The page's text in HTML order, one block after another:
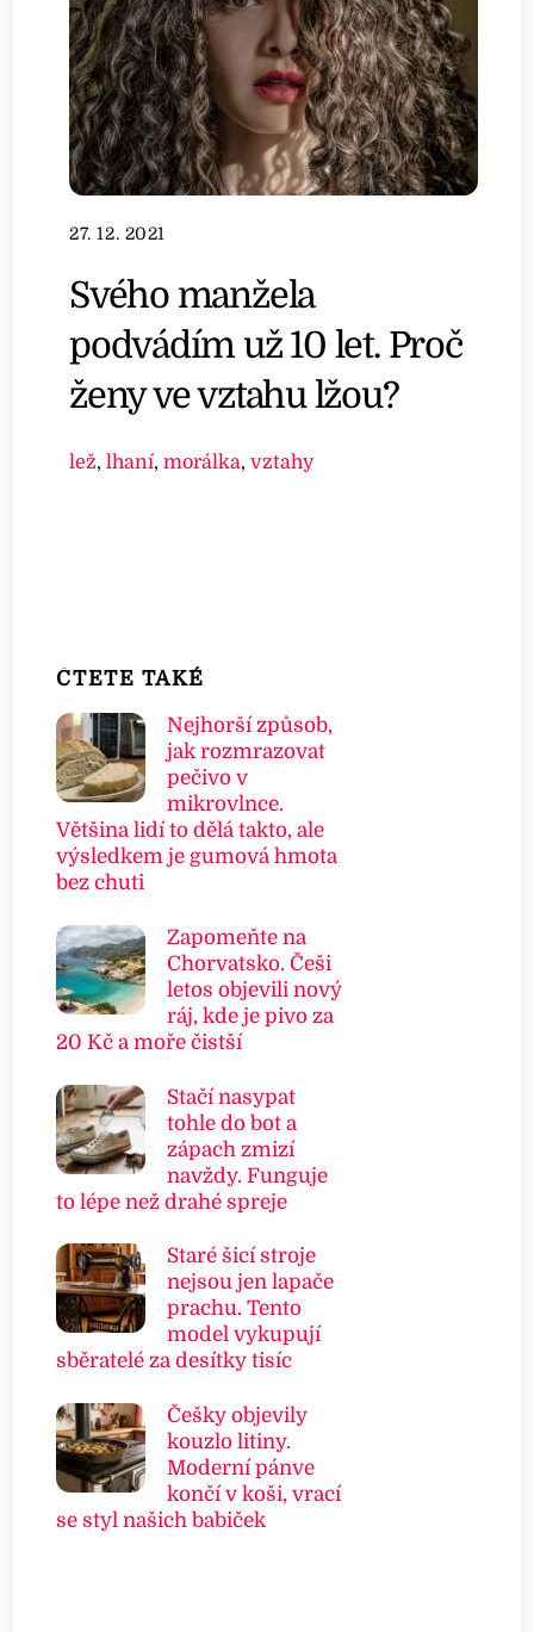
27. 12. 2021
Svého manžela
podvádím už 10 let. Proč
ženy ve vztahu lžou?
lež,lhaní,morálka,vztahy
ČTETE TAKÉ
Nejhorší způsob,
jak rozmrazovat
pečivo v
mikrovlnce.
Většina lidí to dělá takto, ale
výsledkem je gumová hmota
bez chuti
Zapomeňte na
Chorvatsko. Češi
letos objevili nový
ráj, kde je pivo za
20 Kč a moře čistší
Stačí nasypat
tohle do bot a
zápach zmizí
navždy. Funguje
to lépe než drahé spreje
Staré šicí stroje
nejsou jen lapače
prachu. Tento
model vykupují
sběratelé za desítky tisíc
Češky objevily
kouzlo litiny.
Moderní pánve
končí v koši, vrací
se styl našich babiček